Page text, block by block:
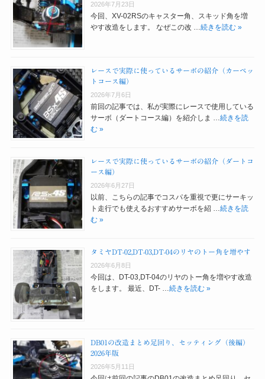
2026年7月23日
今回、XV-02RSのキャスター角、スキッド角を増
やす改造をします。 なぜこの改 …続きを読む »
レースで実際に使っているサーボの紹介（カーペッ
トコース編）
2026年7月6日
前回の記事では、私が実際にレースで使用している
サーボ（ダートコース編）を紹介しま …続きを読
む »
レースで実際に使っているサーボの紹介（ダートコ
ース編）
2026年6月27日
以前、こちらの記事でコスパを重視で更にサーキッ
ト走行でも使えるおすすめサーボを紹 …続きを読
む »
タミヤDT-02,DT-03,DT-04のリヤのトー角を増やす
2026年6月8日
今回は、DT-03,DT-04のリヤのトー角を増やす改造
をします。 最近、DT- …続きを読む »
DB01の改造まとめ足回り、セッティング（後編）
2026年版
2026年5月11日